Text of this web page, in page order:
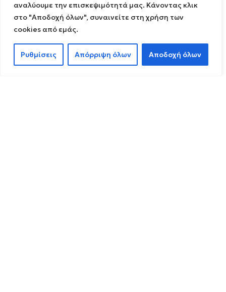
αναλύουμε την επισκεψιμότητά μας. Κάνοντας κλικ
στο "Αποδοχή όλων", συναινείτε στη χρήση των
cookies από εμάς.
Ρυθμίσεις Απόρριψη όλων Αποδοχή όλων